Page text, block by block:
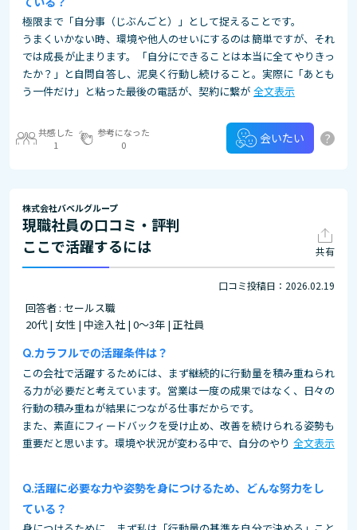
極限まで「自分事（じぶんごと）」として捉えることです。
うまくいかない時、環境や他人のせいにするのは簡単ですが、それ
では成長が止まります。「自分にできることは本当に全てやりきっ
たか？」と自問自答し、泥臭く行動し続けること。実際に「あとも
う一件だけ」と粘った最後の電話が、契約に繋が 全文表示
共感した
1
参考になった
0
会いたい ?
株式会社バベルグループ
現職社員の口コミ・評判
ここで活躍するには
共有
口コミ投稿日：2026.02.19
回答者 : セールス職
20代 | 女性 | 中途入社 | 0～3年 | 正社員
カラフルでの活躍条件は？
この会社で活躍するためには、まず継続的に行動量を積み重ねられ
る力が必要だと考えています。営業は一度の成果ではなく、日々の
行動の積み重ねが結果につながる仕事だからです。
また、素直にフィードバックを受け止め、改善を続けられる姿勢も
重要だと思います。環境や状況が変わる中で、自分のやり 全文表示
活躍に必要な力や姿勢を身につけるため、どんな努力をし
ている？